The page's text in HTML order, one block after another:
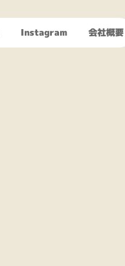
Instagram 会社概要